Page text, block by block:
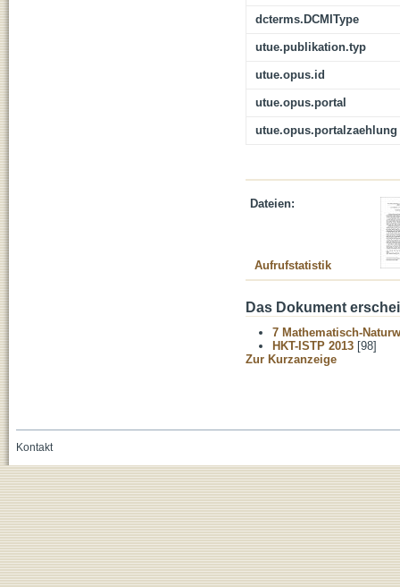
dcterms.DCMIType
utue.publikation.typ
utue.opus.id
utue.opus.portal
utue.opus.portalzaehlung
Dateien:
Aufrufstatistik
Das Dokument
7 Mathematisch-
HKT-ISTP 2013 [98]
Zur Kurzanzeige
Kontakt